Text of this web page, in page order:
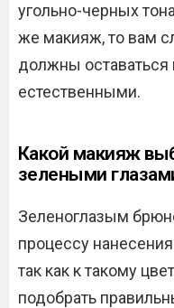
угольно-черных
же макияж, то вам
должны
естественными.
Какой макияж
зелеными
Зеленоглазым
процессу
так как к такому
подобрать